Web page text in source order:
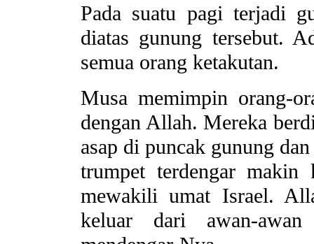
Pada suatu pagi terjadi
diatas gunung tersebut.
semua orang ketakutan.
Musa memimpin orang-
dengan Allah. Mereka
asap di puncak gunung
trumpet terdengar makin
mewakili umat Israel.
keluar dari awan-